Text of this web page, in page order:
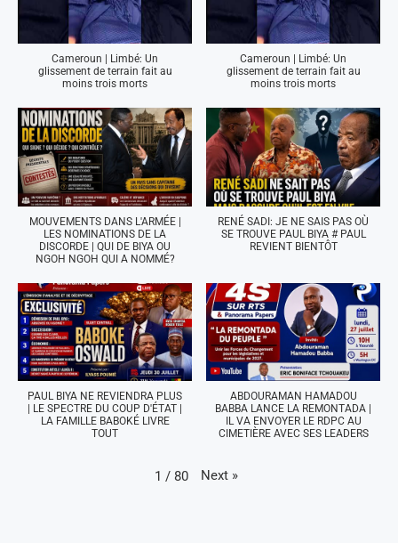
Cameroun | Limbé: Un
glissement de terrain fait au
moins trois morts
Cameroun | Limbé: Un
glissement de terrain fait au
moins trois morts
MOUVEMENTS DANS L'ARMÉE |
LES NOMINATIONS DE LA
DISCORDE | QUI DE BIYA OU
NGOH NGOH QUI A NOMMÉ?
RENÉ SADI: JE NE SAIS PAS OÙ
SE TROUVE PAUL BIYA # PAUL
REVIENT BIENTÔT
PAUL BIYA NE REVIENDRA PLUS
| LE SPECTRE DU COUP D'ÉTAT |
LA FAMILLE BABOKÉ LIVRE
TOUT
ABDOURAMAN HAMADOU
BABBA LANCE LA REMONTADA |
IL VA ENVOYER LE RDPC AU
CIMETIÈRE AVEC SES LEADERS
1 / 80 Next »